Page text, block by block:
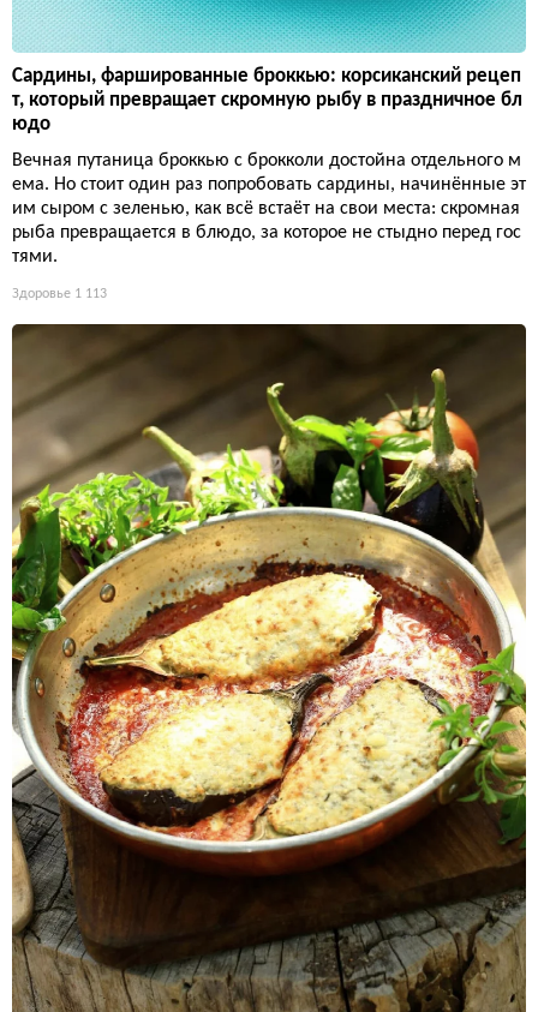
Сардины, фаршированные броккью: корсиканский рецеп
т, который превращает скромную рыбу в праздничное бл
юдо
Вечная путаница броккью с брокколи достойна отдельного м
ема. Но стоит один раз попробовать сардины, начинённые эт
им сыром с зеленью, как всё встаёт на свои места: скромная
рыба превращается в блюдо, за которое не стыдно перед гос
тями.
Здоровье 1 113